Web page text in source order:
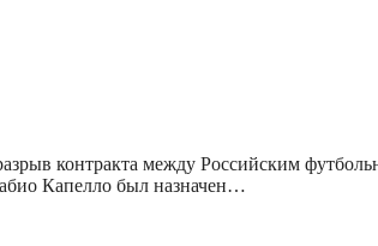
контракта между Российским
Капелло был назначен…